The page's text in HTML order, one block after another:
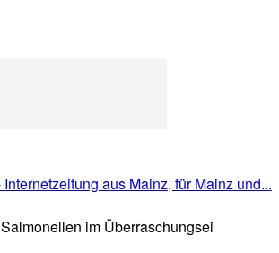
Salmonellen im Überraschungsei